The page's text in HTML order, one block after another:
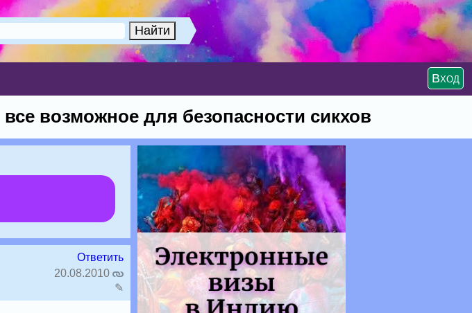
Вход
возможное для безопасности сикхов
Ответить
20.08.2010
✎